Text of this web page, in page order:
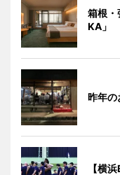
箱根・
KA」
昨年の
【横